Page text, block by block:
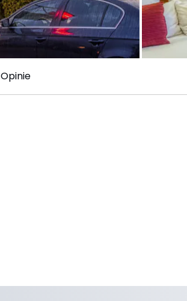
Opinie